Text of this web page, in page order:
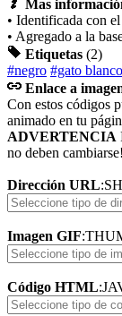
Mas
• Identificada con
• Agregado a la
Etiquetas (2)
#negro #gato blanco
Enlace a
Con estos códigos
animado en tu
ADVERTENCIA
no deben cambiarse!
Dirección URL:
Imagen GIF:
Código HTML: